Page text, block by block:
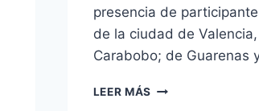
presencia de
de la ciudad de
Carabobo; de Guarenas
LEER MÁS UN